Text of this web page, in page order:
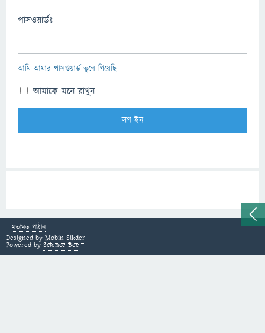
পাসওয়ার্ডঃ
আমি আমার পাসওয়ার্ড ভুলে গিয়েছি
আমাকে মনে রাখুন
মতামত পাঠান
Designed by Mobin Sikder
Powered by Science Bee